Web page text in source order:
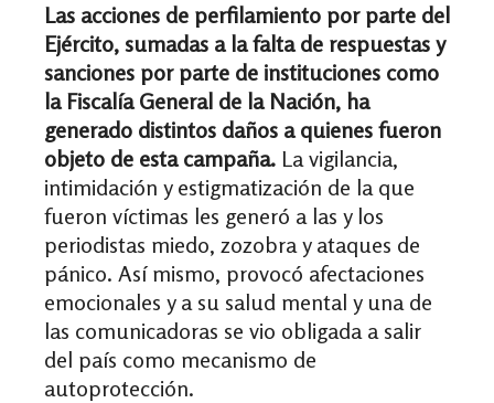
Las acciones de perfilamiento por parte del
Ejército, sumadas a la falta de respuestas y
sanciones por parte de instituciones como
la Fiscalía General de la Nación, ha
generado distintos daños a quienes fueron
objeto de esta campaña. La vigilancia,
intimidación y estigmatización de la que
fueron víctimas les generó a las y los
periodistas miedo, zozobra y ataques de
pánico. Así mismo, provocó afectaciones
emocionales y a su salud mental y una de
las comunicadoras se vio obligada a salir
del país como mecanismo de
autoprotección.